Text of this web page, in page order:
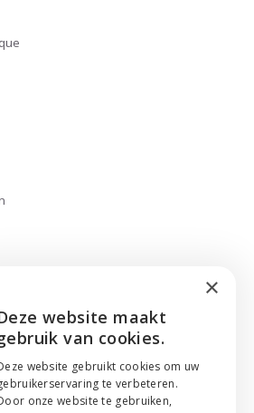
ENGLISH
×
website maakt
van cookies.
website gebruikt cookies om uw
te verbeteren.
onze website te gebruiken,